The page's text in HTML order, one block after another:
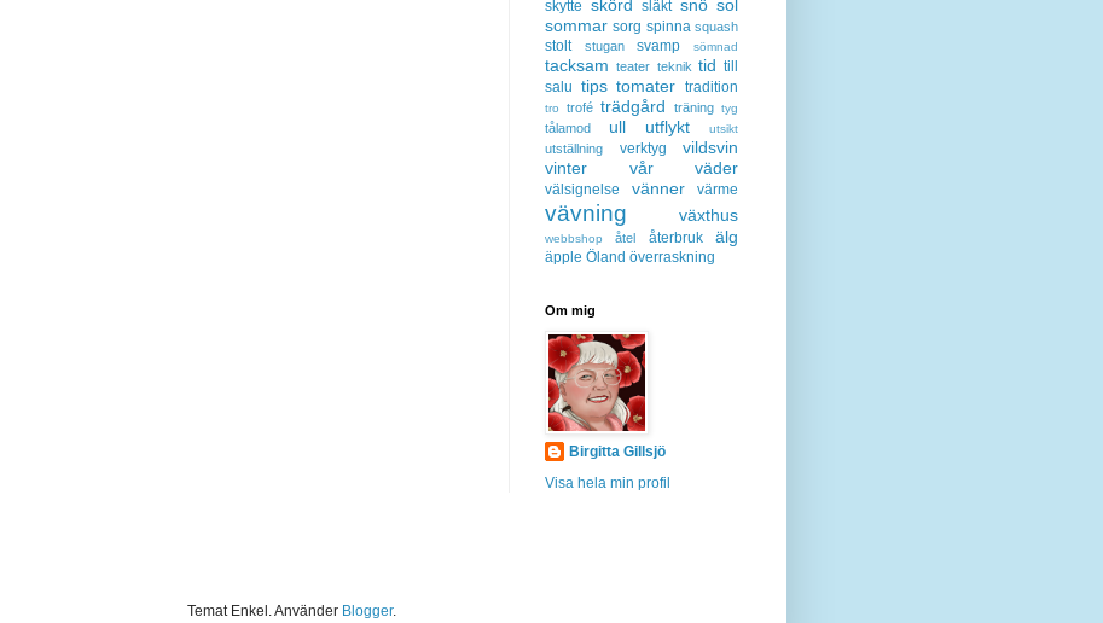
skytte skörd släkt snö sol
sommar sorg spinna squash
stolt stugan svamp sömnad
tacksam teater teknik tid till
salu tips tomater tradition
tro trofé trädgård träning tyg
tålamod ull utflykt utsikt
utställning verktyg
vildsvin
vinter
vår väder
välsignelse vänner värme
vävning växthus
webbshop åtel återbruk älg
äpple Öland överraskning
Om mig
Birgitta Gillsjö
Visa hela min profil
Temat Enkel. Använder Blogger.